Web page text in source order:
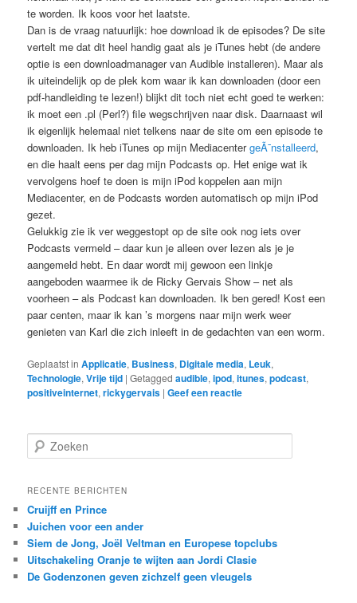
te worden. Ik koos voor het laatste.
Dan is de vraag natuurlijk: hoe download ik de episodes? De site
vertelt me dat dit heel handig gaat als je iTunes hebt (de andere
optie is een downloadmanager van Audible installeren). Maar als
ik uiteindelijk op de plek kom waar ik kan downloaden (door een
pdf-handleiding te lezen!) blijkt dit toch niet echt goed te werken:
ik moet een .pl (Perl?) file wegschrijven naar disk. Daarnaast wil
ik eigenlijk helemaal niet telkens naar de site om een episode te
downloaden. Ik heb iTunes op mijn MediacentergeÃ¯nstalleerd,
en die haalt eens per dag mijn Podcasts op. Het enige wat ik
vervolgens hoef te doen is mijn iPod koppelen aan mijn
Mediacenter, en de Podcasts worden automatisch op mijn iPod
gezet.
Gelukkig zie ik ver weggestopt op de site ook nog iets over
Podcasts vermeld – daar kun je alleen over lezen als je je
aangemeld hebt. En daar wordt mij gewoon een linkje
aangeboden waarmee ik de Ricky Gervais Show – net als
voorheen – als Podcast kan downloaden. Ik ben gered! Kost een
paar centen, maar ik kan ’s morgens naar mijn werk weer
genieten van Karl die zich inleeft in de gedachten van een worm.
Geplaatst in Applicatie, Business, Digitale media, Leuk,
Technologie,Vrije tijd |Getagged audible,ipod,itunes,podcast,
positiveinternet,rickygervais |Geef een reactie
o
k
n
RECENTE BERICHTEN
Cruijff en Prince
Juichen voor een ander
Siem de Jong, Joël Veltman en Europese topclubs
Uitschakeling Oranje te wijten aan Jordi Clasie
De Godenzonen geven zichzelf geen vleugels